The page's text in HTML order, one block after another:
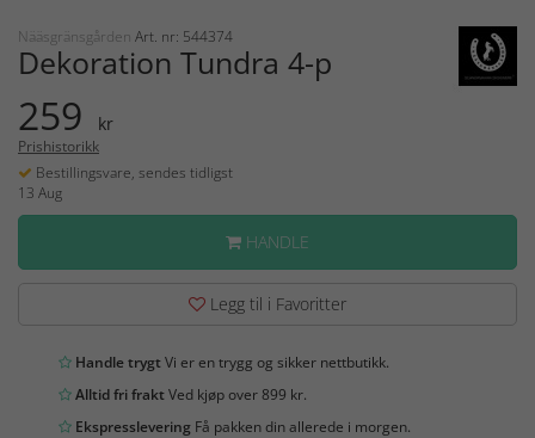
Nääsgränsgården Art. nr: 544374
Dekoration Tundra 4-p
259 kr
Prishistorikk
Bestillingsvare, sendes tidligst
13 Aug
HANDLE
Legg til i Favoritter
Handle trygtVi er en trygg og sikker nettbutikk.
Alltid fri fraktVed kjøp over 899 kr.
Ekspresslevering Få pakken din allerede i morgen.